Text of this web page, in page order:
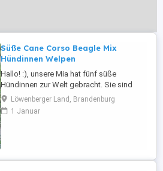
Süße Cane Corso Beagle Mix
Hündinnen Welpen
Hallo! :), unsere Mia hat fünf süße
Hündinnen zur Welt gebracht. Sie sind
gesund und top fit. Es ist eine Mischung
aus Cane Corso und Beagle, diese
verspricht lebhafte, intelligente und
menschenbezogen ...
Löwenberger Land, Brandenburg
1 Januar